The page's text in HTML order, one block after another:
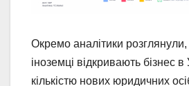
Окремо аналітики
іноземці відкривають бізнес в
кількістю нових юридичних